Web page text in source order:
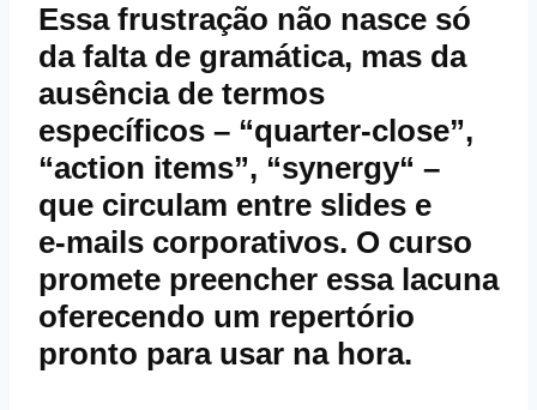
Essa frustração não nasce só
da falta de gramática, mas da
ausência de termos
específicos – “quarter‑close”,
“action items”, “synergy“ –
que circulam entre slides e
e‑mails corporativos. O curso
promete preencher essa lacuna
oferecendo um repertório
pronto para usar na hora.